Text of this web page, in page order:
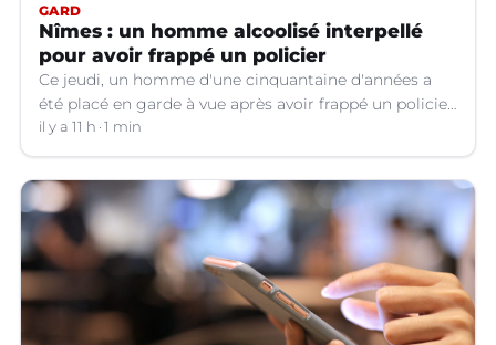
GARD
Nîmes : un homme alcoolisé interpellé
pour avoir frappé un policier
Ce jeudi, un homme d'une cinquantaine d'années a
été placé en garde à vue après avoir frappé un policier
hors service à Nîmes (Gard).
il y a 11 h 1 min